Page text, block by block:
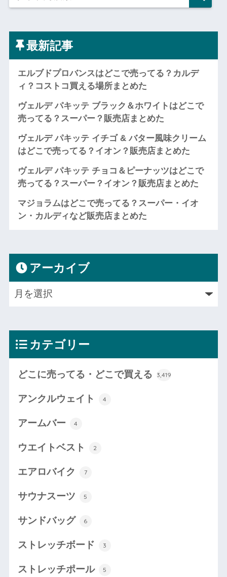
最新記事
エルブドプロバンスはどこで売ってる？カルデ
ィ？コストコ買える場所まとめた
ヴェルデ パキッテ ブラック＆ホワイトはどこで
売ってる？スーパー？販売店まとめた
ヴェルデ パキッテ イチゴ & バター風味クリーム
はどこで売ってる？イオン？販売店まとめた
ヴェルデ パキッテ チョコ＆ピーナッツはどこで
売ってる？スーパー？イオン？販売店まとめた
マジョラムはどこで売ってる？スーパー・イオ
ン・カルディなど販売店まとめた
アーカイブ
カテゴリー
どこに売ってる・どこで買える 3,419
アンクルウェイト 4
アームバー 4
ウエイトベスト 2
エアロバイク 7
サウナスーツ 5
サンドバッグ 6
ストレッチボード 3
ストレッチポール 5